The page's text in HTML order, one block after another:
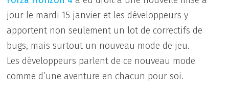
jour le mardi 15 janvier et les développeurs y
apportent non seulement un lot de correctifs de
bugs, mais surtout un nouveau mode de jeu.
Les développeurs parlent de ce nouveau mode
comme d’une aventure en chacun pour soi.